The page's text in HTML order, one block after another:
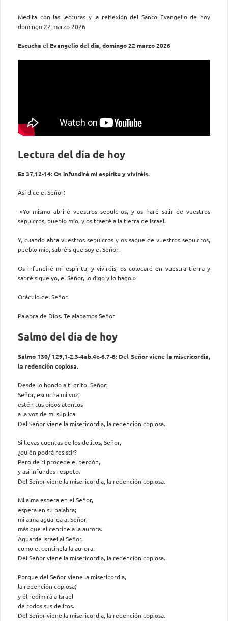
Medita con las lecturas y la reflexión del Santo Evangelio de hoy
domingo 22 marzo 2026
Escucha el Evangelio del día, domingo 22 marzo 2026
Lectura del día de hoy
Ez 37,12-14: Os infundiré mi espíritu y viviréis.
Así dice el Señor:
-«Yo mismo abriré vuestros sepulcros, y os haré salir de vuestros
sepulcros, pueblo mío, y os traeré a la tierra de Israel.
Y, cuando abra vuestros sepulcros y os saque de vuestros sepulcros,
pueblo mío, sabréis que soy el Señor.
Os infundiré mi espíritu, y viviréis; os colocaré en vuestra tierra y
sabréis que yo, el Señor, lo digo y lo hago.»
Oráculo del Señor.
Palabra de Dios. Te alabamos Señor
Salmo del día de hoy
Salmo 130/ 129,1-2.3-4ab.4c-6.7-8: Del Señor viene la misericordia,
la redención copiosa.
Desde lo hondo a ti grito, Señor;
Señor, escucha mi voz;
estén tus oídos atentos
a la voz de mi súplica.
Del Señor viene la misericordia, la redención copiosa.
Si llevas cuentas de los delitos, Señor,
¿quién podrá resistir?
Pero de ti procede el perdón,
y así infundes respeto.
Del Señor viene la misericordia, la redención copiosa.
Mi alma espera en el Señor,
espera en su palabra;
mi alma aguarda al Señor,
más que el centinela la aurora.
Aguarde Israel al Señor,
como el centinela la aurora.
Del Señor viene la misericordia, la redención copiosa.
Porque del Señor viene la misericordia,
la redención copiosa;
y él redimirá a Israel
de todos sus delitos.
Del Señor viene la misericordia, la redención copiosa.